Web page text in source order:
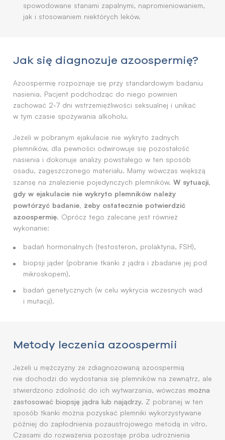
spowodowane stanami zapalnymi, napromieniowaniem,
jak i stosowaniem niektórych leków.
Jak się diagnozuje azoospermię?
Azoospermię rozpoznaje się przy standardowym badaniu
nasienia. Pacjent podchodząc do niego powinien
zachować 2-7 dni wstrzemięźliwości seksualnej i unikać
w tym czasie spożywania alkoholu.
Jeżeli w pobranym ejakulacie nie wykryto żadnych
plemników, dla pewności odwirowuje się pozostałość
nasienia i dokonuje analizy powstałego w ten sposób
osadu, zagęszczonego materiału. Mamy wówczas większą
szansę na znalezienie pojedynczych plemników. W sytuacji,
gdy w ejakulacie nie wykryto plemników należy
powtórzyć badanie, żeby ostatecznie potwierdzić
azoospermię. Oprócz tego zalecane jest również
wykonanie:
badań hormonalnych (testosteron, prolaktyna, FSH),
biopsji jąder (pobranie tkanki z jądra i zbadanie jej pod
mikroskopem),
badań genetycznych (w celu wykrycia wczesnych wad
i mutacji).
Metody leczenia azoospermii
Jeżeli u mężczyzny ze zdiagnozowaną azoospermią
nie dochodzi do wydostania się plemników na zewnątrz, ale
stwierdzono zdolność do ich wytwarzania, wówczas można
zastosować biopsję jądra lub najądrzy. Z pobranej w ten
sposób tkanki można pozyskać plemniki wykorzystywane
później do zapłodnienia pozaustrojowego metodą in vitro.
Czasami do rozważenia pozostaje próba udrożnienia